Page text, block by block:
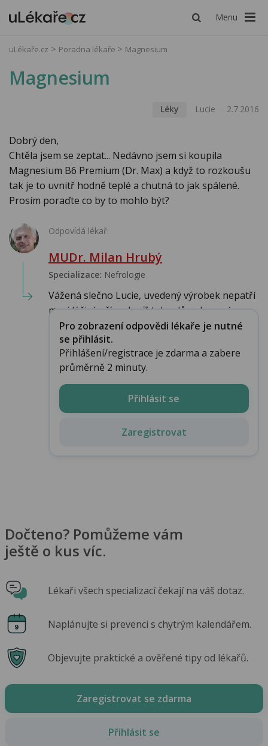
Menu
uLékaře.cz Poradna lékaře Magnesium
Magnesium
Léky Lucie 2.7.2016
Dobrý den,
Chtěla jsem se zeptat... Nedávno jsem si koupila
Magnesium B6 Premium (Dr. Max) a když to rozkoušu
tak je to uvnitř hodně teplé a chutná to jak spálené.
Prosím poraďte co by to mohlo být?
Odpovídá lékař:
MUDr. Milan Hrubý
Specializace: Nefrologie
Vážená slečno Lucie, uvedený výrobek nepatří
mezi léčivé přípavky. Z toho důvodu není...
Pro zobrazení odpovědi lékaře je nutné
se přihlásit.
Přihlášení/registrace je zdarma a zabere
průměrně 2 minuty.
Přihlásit se
Zaregistrovat
Dočteno? Pomůžeme vám
ještě o kus víc.
Lékaři všech specializací čekají na váš dotaz.
Naplánujte si prevenci s chytrým kalendářem.
Objevujte praktické a ověřené tipy od lékařů.
Zaregistrovat se zdarma
Přihlásit se